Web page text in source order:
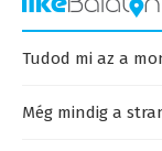
Tudod mi az a
Még mindig a